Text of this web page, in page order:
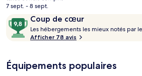
Extérieur
actuel
de
195 €.
7 sept. - 8 sept.
Avis
voyageurs
Coup de cœur
9,8
sur
10,
cœur
Les hébergements les mieux notés par
Afficher 78 avis
Équipements populaires